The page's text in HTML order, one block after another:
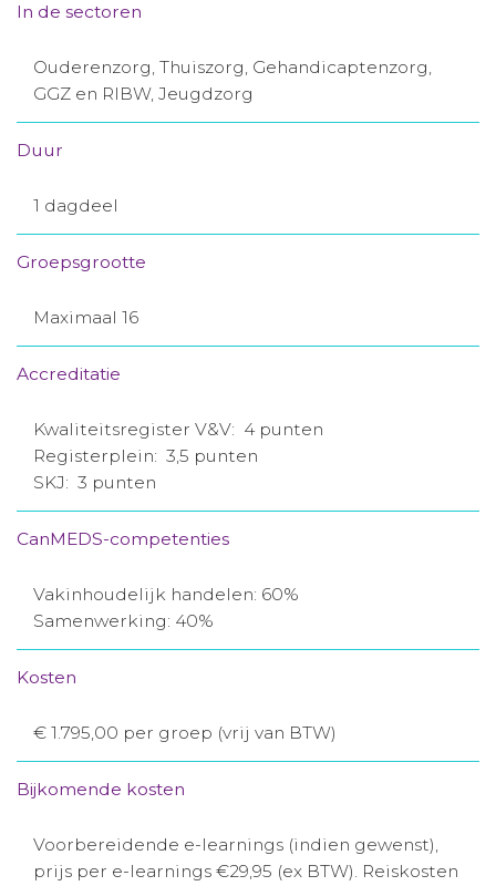
In de sectoren
Ouderenzorg, Thuiszorg, Gehandicaptenzorg,
GGZ en RIBW, Jeugdzorg
Duur
1 dagdeel
Groepsgrootte
Maximaal 16
Accreditatie
Kwaliteitsregister V&V: 4 punten
Registerplein: 3,5 punten
SKJ: 3 punten
CanMEDS-competenties
Vakinhoudelijk handelen: 60%
Samenwerking: 40%
Kosten
€ 1.795,00 per groep (vrij van BTW)
Bijkomende kosten
Voorbereidende e-learnings (indien gewenst),
prijs per e-learnings €29,95 (ex BTW). Reiskosten